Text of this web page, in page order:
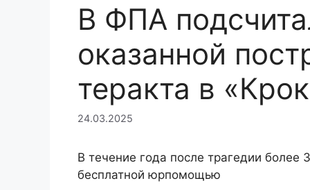
В ФПА
оказанной
теракта в
24.03.2025
В течение года после трагедии более
бесплатной юрпомощью